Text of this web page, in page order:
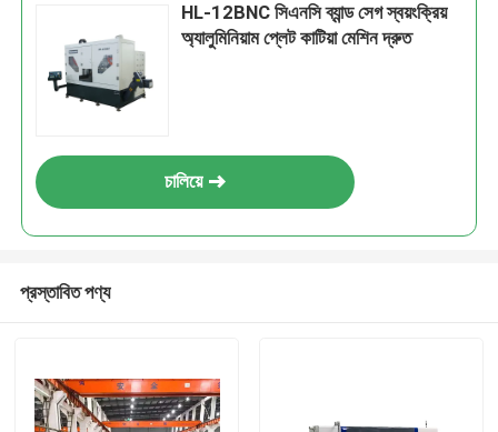
HL-12BNC সিএনসি ব্যান্ড সেগ স্বয়ংক্রিয়
অ্যালুমিনিয়াম প্লেট কাটিয়া মেশিন দ্রুত
চালিয়ে
প্রস্তাবিত পণ্য